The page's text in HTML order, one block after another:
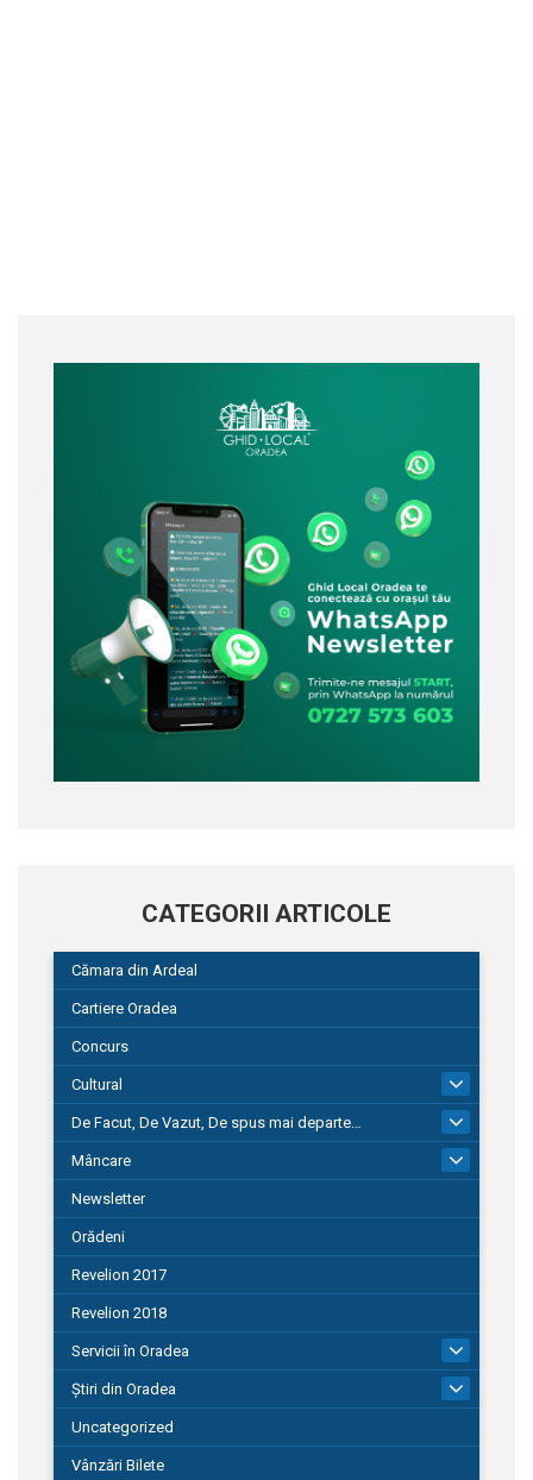
CATEGORII ARTICOLE
Cămara din Ardeal
Cartiere Oradea
Concurs
Cultural
De Facut, De Vazut, De spus mai departe…
580
Mâncare
Newsletter
Orădeni
Revelion 2017
Revelion 2018
Servicii în Oradea
Știri din Oradea
Uncategorized
Vânzări Bilete